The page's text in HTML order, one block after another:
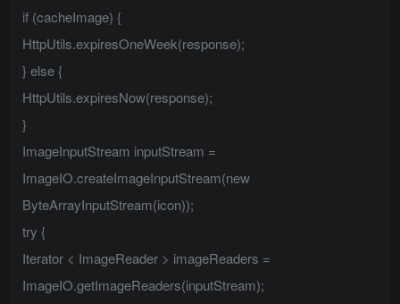
if (cacheImage) {
HttpUtils.expiresOneWeek(response);
} else {
HttpUtils.expiresNow(response);
}
ImageInputStream inputStream =
ImageIO.createImageInputStream(new
ByteArrayInputStream(icon));
try {
Iterator < ImageReader > imageReaders =
ImageIO.getImageReaders(inputStream);